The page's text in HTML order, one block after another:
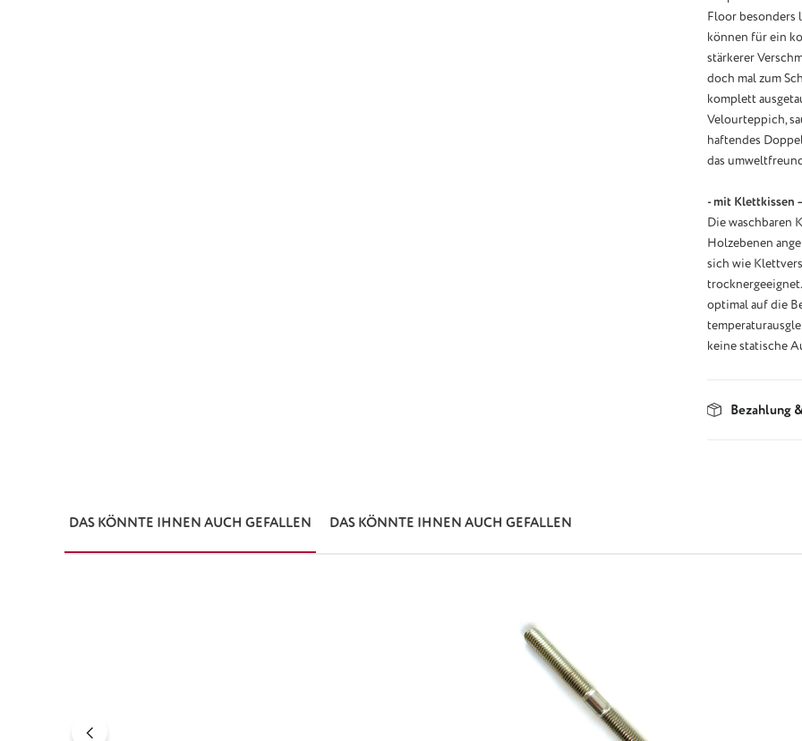
Floor besonders
können für ein
stärkerer
doch mal zum
komplett
Velourteppich,
haftendes
das
- mit Klettkissen
Die waschbaren
Holzebenen
sich wie
optimal auf die
keine statische
Bezahlung
DAS KÖNNTE IHNEN AUCH GEFALLEN DAS KÖNNTE IHNEN AUCH GEFALLEN